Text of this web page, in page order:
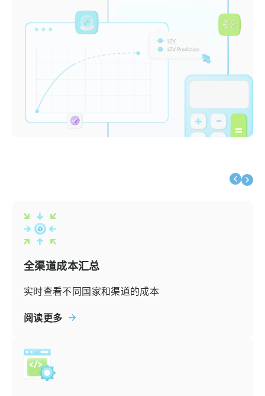
全渠道成本汇总
实时查看不同国家和渠道的成本
阅读更多